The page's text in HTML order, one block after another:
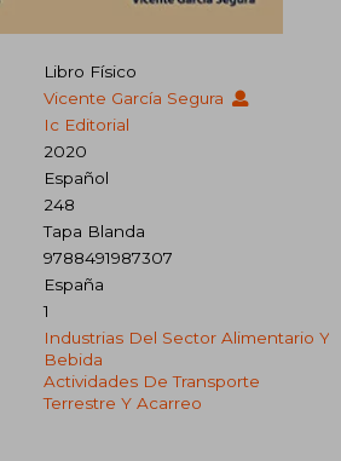
Libro Físico
Vicente García Segura
Ic Editorial
2020
Español
248
Tapa Blanda
9788491987307
España
1
Industrias Del Sector Alimentario Y
Bebida
Actividades De Transporte
Terrestre Y Acarreo